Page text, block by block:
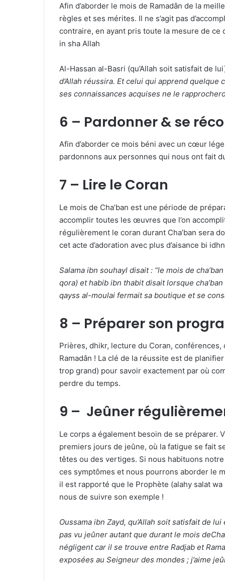
Afin d’aborder le mois de Ramadân de la
règles et ses mérites. Il ne s’agit pas
contraire, en ayant pris toute la mesure de
in sha Allah
Al-Hassan al-Basri (qu’Allah soit satisfait de
d’Allah réussira. Et celui qui apprend quelque
ses connaissances acquises ne le
6 – Pardonner & se
Afin d’aborder ce mois béni avec un cœur
pardonnons aux personnes qui nous ont fait
7 – Lire le Coran
Le mois de Cha’ban est une période de
accomplir toutes les œuvres que l’on
régulièrement le coran durant Cha’ban sera
cet acte d’adoration avec plus d’aisance bi
Salama ibn souhayl disait : “le mois de
qora) et habib ibn thabit disait lorsque
qayss al-moulai fermait sa boutique et se
8 – Préparer son
Prières, dhikr, lecture du Coran,
Ramadân ! La clé de la réussite est de
trop grand) pour savoir exactement par où
perdre du temps.
9 – Jeûner
Le corps a également besoin de se préparer.
premiers jours de jeûne, où la fatigue se fait
têtes ou des vertiges. Si nous habituons
ces symptômes et nous pourrons aborder le
il est rapporté que le Prophète (alahy salat
nous de suivre son exemple !
Oussama ibn Zayd, qu’Allah soit satisfait de
pas vu jeûner autant que durant le mois
négligent car il se trouve entre Radjab et
exposées au Seigneur des mondes ; j’aime